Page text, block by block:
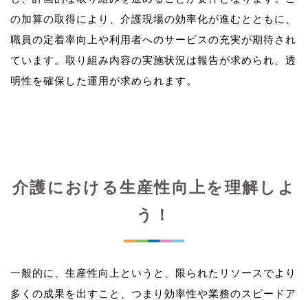
の加算の取得により、介護現場の効率化が進むとともに、
職員の定着率向上や利用者へのサービスの充実が期待され
ています。取り組み内容の実施状況は報告が求められ、透
介護における生産性向上を理解しよ
う！
一般的に、生産性向上というと、限られたリソースでより
多くの成果を出すこと、つまり効率性や業務のスピードア